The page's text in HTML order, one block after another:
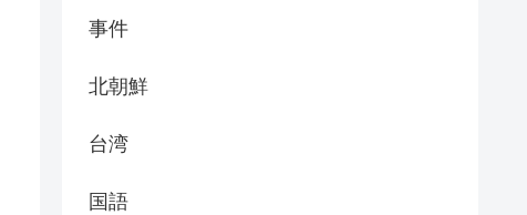
事件
北朝鮮
台湾
国語